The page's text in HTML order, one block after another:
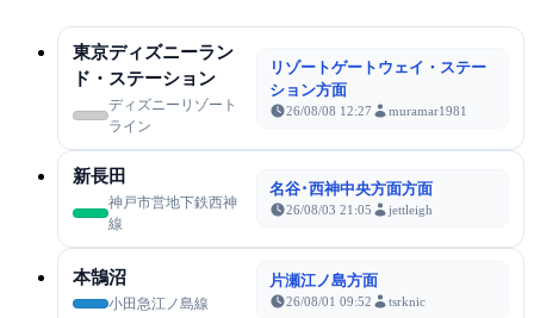
東京ディズニーラン
ド・ステーション
ディズニーリゾート
ライン
リゾートゲートウェイ・ステー
ション方面
26/08/08 12:27 muramar1981
新長田
神戸市営地下鉄西神
線
名谷･西神中央方面方面
26/08/03 21:05 jettleigh
本鵠沼
小田急江ノ島線
片瀬江ノ島方面
26/08/01 09:52 tsrknic